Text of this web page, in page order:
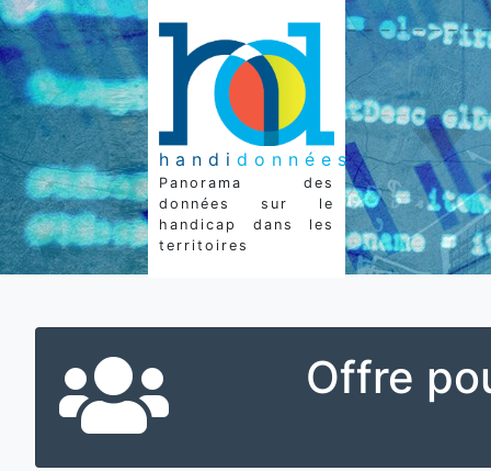
handi données
Panorama des
données sur le
handicap dans les
territoires
Offre